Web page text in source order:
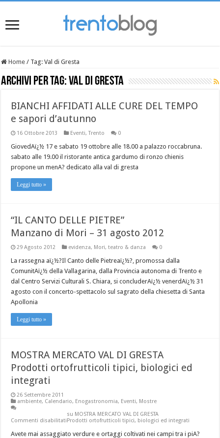
Home / Tag:Val di Gresta
Archivi per tag:Val di Gresta
BIANCHI AFFIDATI ALLE CURE DEL TEMPO
e sapori d’autunno
16 Ottobre 2013 Eventi,Trento 0
GiovedAï¿½ 17 e sabato 19 ottobre alle 18.00 a palazzo roccabruna.
sabato alle 19.00 il ristorante antica gardumo di ronzo chienis
propone un menA? dedicato alla val di gresta
Leggi tutto »
“IL CANTO DELLE PIETRE”
Manzano di Mori – 31 agosto 2012
29 Agosto 2012 evidenza, Mori,teatro & danza 0
La rassegna aï¿½?Il Canto delle Pietreaï¿½?, promossa dalla
ComunitAï¿½ della Vallagarina, dalla Provincia autonoma di Trento e
dal Centro Servizi Culturali S. Chiara, si concluderAï¿½ venerdAï¿½ 31
agosto con il concerto-spettacolo sul sagrato della chiesetta di Santa
Apollonia
Leggi tutto »
MOSTRA MERCATO VAL DI GRESTA
Prodotti ortofrutticoli tipici, biologici ed
integrati
26 Settembre 2011
ambiente, Calendario, Enogastronomia, Eventi, Mostre
Commenti disabilitati
su MOSTRA MERCATO VAL DI GRESTA
Prodotti ortofrutticoli tipici, biologici ed integrati
Avete mai assaggiato verdure e ortaggi coltivati nei campi tra i piA?